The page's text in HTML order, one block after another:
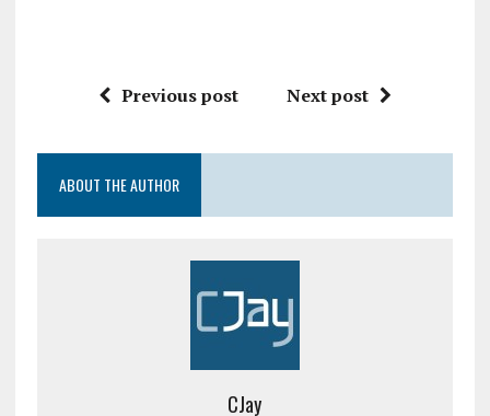
Previous post Next post
ABOUT THE AUTHOR
CJay